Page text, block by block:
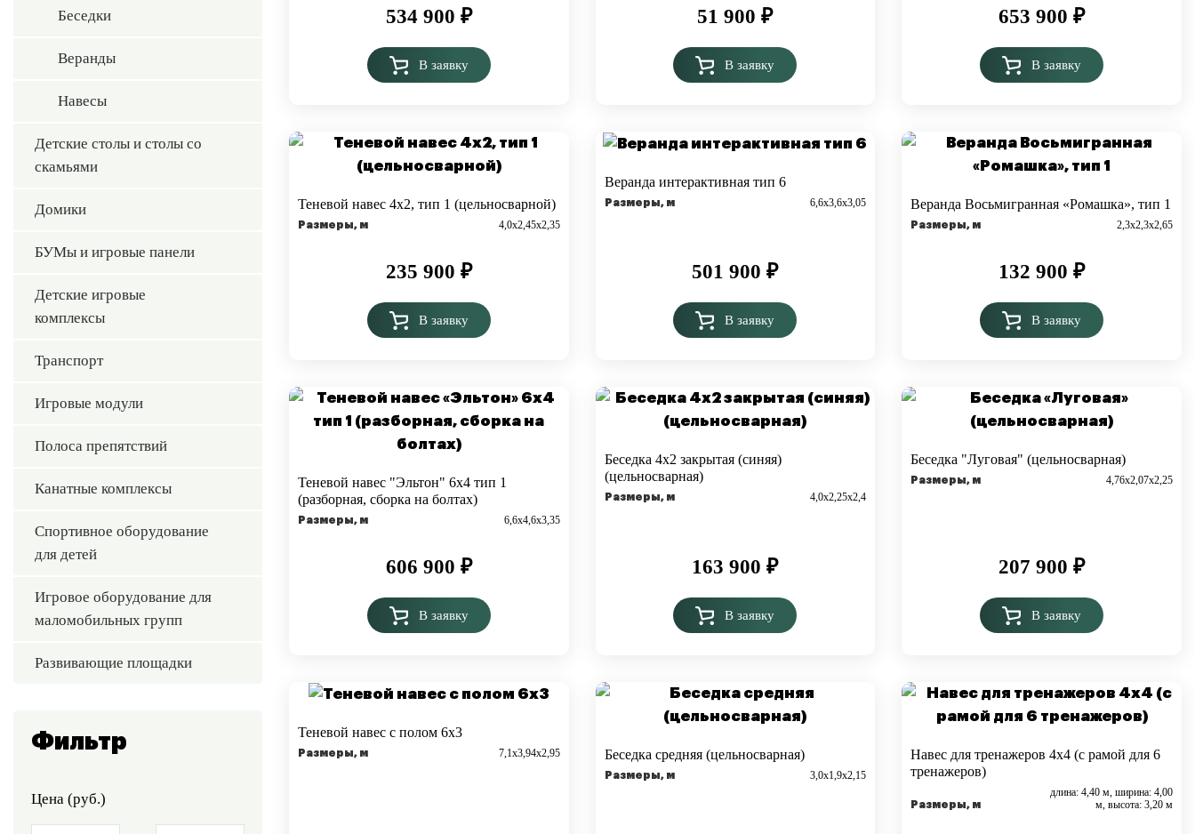
Беседки
Веранды
Навесы
Детские столы и столы со
скамьями
Домики
БУМы и игровые панели
Детские игровые
комплексы
Транспорт
Игровые модули
Полоса препятствий
Канатные комплексы
Спортивное оборудование
для детей
Игровое оборудование для
маломобильных групп
Развивающие площадки
Фильтр
Цена (руб.)
534 900 ₽
В заявку
51 900 ₽
В заявку
653 900 ₽
В заявку
Теневой навес 4х2, тип 1 (цельносварной)
Размеры, м 4,0х2,45х2,35
235 900 ₽
В заявку
Веранда интерактивная тип 6
Размеры, м 6,6х3,6х3,05
501 900 ₽
В заявку
Веранда Восьмигранная «Ромашка», тип 1
Размеры, м 2,3х2,3х2,65
132 900 ₽
В заявку
Теневой навес "Эльтон" 6х4 тип 1
(разборная, сборка на болтах)
Размеры, м 6,6х4,6х3,35
606 900 ₽
В заявку
Беседка 4х2 закрытая (синяя)
(цельносварная)
Размеры, м 4,0х2,25х2,4
163 900 ₽
В заявку
Беседка "Луговая" (цельносварная)
Размеры, м 4,76х2,07х2,25
207 900 ₽
В заявку
Теневой навес с полом 6х3
Размеры, м 7,1х3,94х2,95 Беседка средняя (цельносварная)
Размеры, м 3,0х1,9х2,15
Навес для тренажеров 4х4 (с рамой для 6
тренажеров)
Размеры, м
длина: 4,40 м, ширина: 4,00
м, высота: 3,20 м